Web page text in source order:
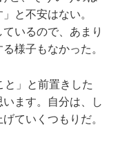
と不安はない。
いるので、あまり
様子もなかった。
」と前置きした
ます。自分は、し
ていくつもりだ。